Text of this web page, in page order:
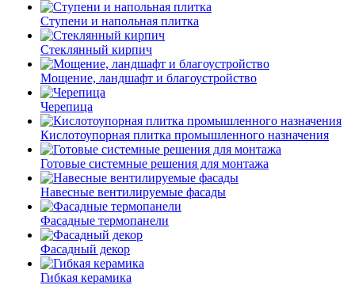
Ступени и напольная плитка
Cтеклянный кирпич
Мощение, ландшафт и благоустройство
Черепица
Кислотоупорная плитка промышленного назначения
Готовые системные решения для монтажа
Навесные вентилируемые фасады
Фасадные термопанели
Фасадный декор
Гибкая керамика